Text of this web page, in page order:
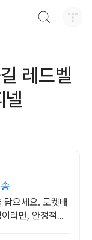
레드벨
넬
담으세요. 로켓배
라면, 안정적인